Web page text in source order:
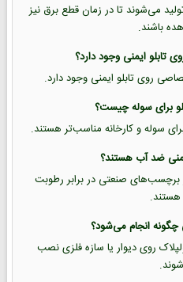
می‌شوند تا در زمان قطع برق نیز
باشند.
روی تابلو ایمنی وجود دارد.
برچسب‌های صنعتی در برابر رطوبت
هستند.
روی دیوار یا سازه فلزی نصب